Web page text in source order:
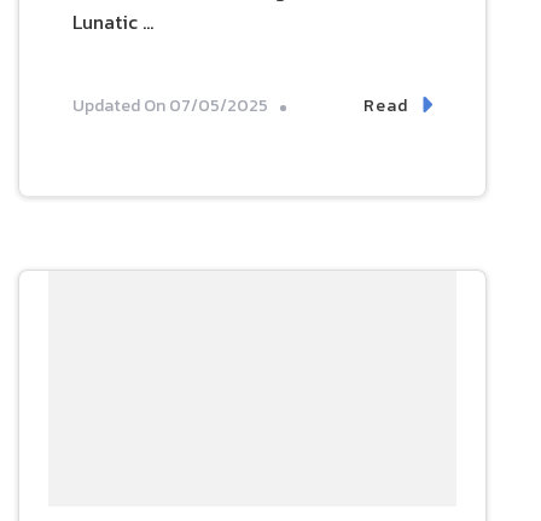
Lunatic …
Updated On07/05/2025 Read